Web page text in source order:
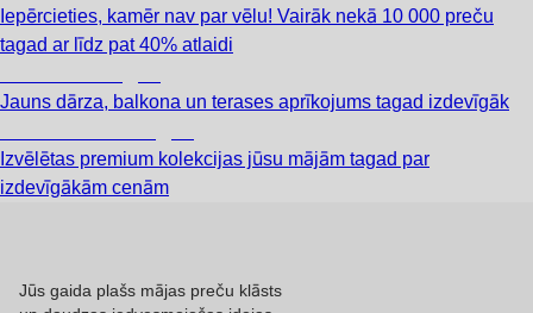
Iepērcieties, kamēr nav par vēlu! Vairāk nekā 10 000 preču
tagad ar līdz pat 40% atlaidi
Jauns dārza, balkona un terases aprīkojums tagad izdevīgāk
Izvēlētas premium kolekcijas jūsu mājām tagad par
izdevīgākām cenām
Jūs gaida plašs mājas preču klāsts